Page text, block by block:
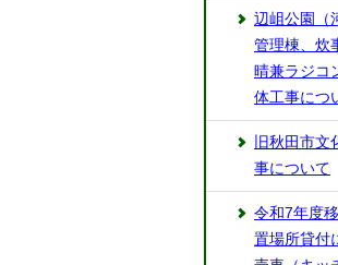
辺岨公園（
管理棟、炊
晴兼ラジコ
体工事につ
旧秋田市文
事について
令和7年度
置場所貸付